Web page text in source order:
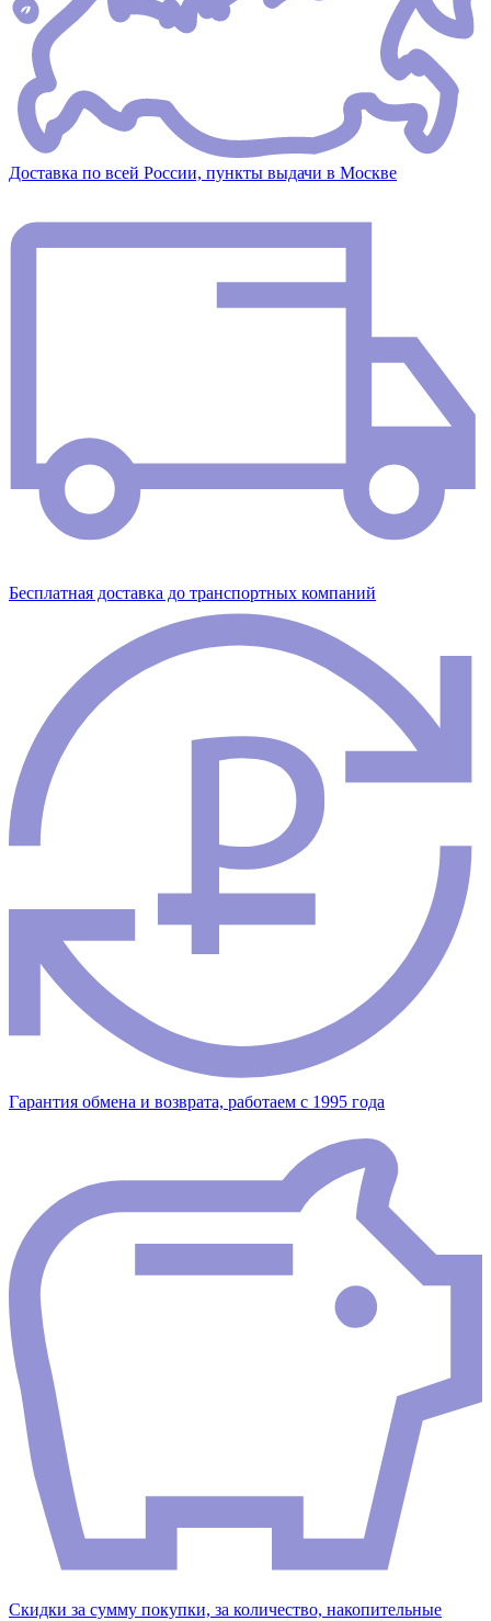
Доставка по всей России, пункты выдачи в Москве
Бесплатная доставка до транспортных компаний
Гарантия обмена и возврата, работаем с 1995 года
Скидки за сумму покупки, за количество, накопительные